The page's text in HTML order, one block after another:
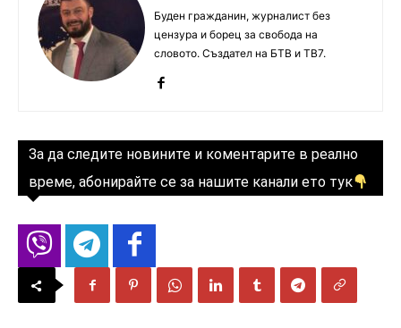
Буден гражданин, журналист без
цензура и борец за свобода на
словото. Създател на БТВ и ТВ7.
За да следите новините и коментарите в реално
време, абонирайте се за нашите канали ето тук